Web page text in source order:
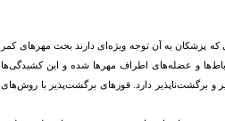
پزشکان به آن توجه ویژه‌ای دارند بحث مهر‌های کمر
و عضله‌های اطراف مهرها شده و این کشیدگی‌ها
برگشت‌ناپذیر دارد. قوز‌های برگشت‌پذیر با روش‌‌های